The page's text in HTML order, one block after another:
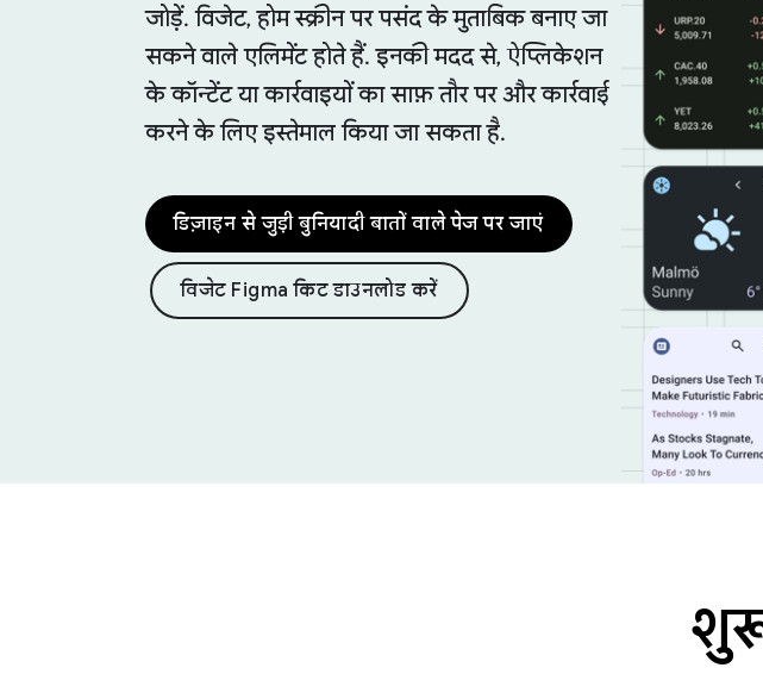
जोड़ें. विजेट, होम स्क्रीन पर पसंद के मुताबिक बनाए जा
सकने वाले एलिमेंट होते हैं. इनकी मदद से, ऐप्लिकेशन
के कॉन्टेंट या कार्रवाइयों का साफ़ तौर पर और कार्रवाई
करने के लिए इस्तेमाल किया जा सकता है.
डिज़ाइन से जुड़ी बुनियादी बातों वाले पेज पर जाएं
विजेट Figma किट डाउनलोड करें